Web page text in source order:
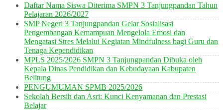
Daftar Nama Siswa Diterima SMPN 3 Tanjungpandan Tahun
Pelajaran 2026/2027
SMP Negeri 3 Tanjungpandan Gelar Sosialisasi
Pengembangan Kemampuan Mengelola Emosi dan
Mengatasi Stres Melalui Kegiatan Mindfulness bagi Guru dan
Tenaga Kependidikan
MPLS 2025/2026 SMPN 3 Tanjungpandan Dibuka oleh
Kepala Dinas Pendidikan dan Kebudayaan Kabupaten
Belitung
PENGUMUMAN SPMB 2025/2026
Sekolah Bersih dan Asri: Kunci Kenyamanan dan Prestasi
Belajar